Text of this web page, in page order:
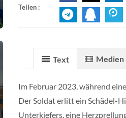
Teilen :
Text Medien
Im Februar 2023, während
Der Soldat erlitt ein Schädel-
Unterkiefers, eine